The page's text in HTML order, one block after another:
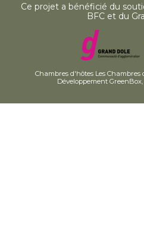
Ce projet a bénéficié du
BFC et du
Chambres d'hôtes Les Chambres
Développement GreenBox,